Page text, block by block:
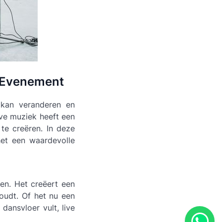
veranderen en
muziek heeft een
creëren. In deze
een waardevolle
Het creëert een
Of het nu een
vult, live